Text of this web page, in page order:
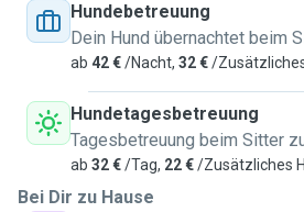
Hundebetreuung
Dein Hund übernachtet beim
ab 42 €/Nacht, 32 €/
Hundetagesbetreuung
Tagesbetreuung beim Sitter
ab 32 €/Tag, 22 €/Zusätzliches
Bei Dir zu Hause